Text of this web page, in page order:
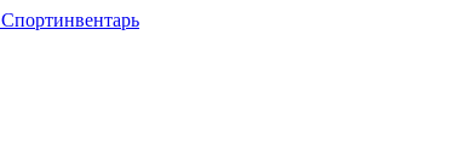
Спортинвентарь